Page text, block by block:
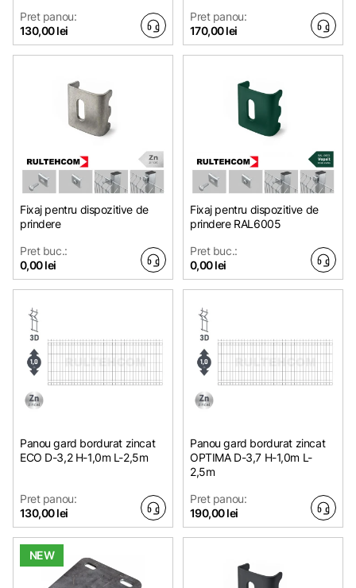
Pret panou:
130,00 lei
Pret panou:
170,00 lei
Fixaj pentru dispozitive de
prindere
Pret buc.:
0,00 lei
Fixaj pentru dispozitive de
prindere RAL6005
Pret buc.:
0,00 lei
Panou gard bordurat zincat
ЕСО D-3,2 H-1,0m L-2,5m
Pret panou:
130,00 lei
Panou gard bordurat zincat
OPTIMA D-3,7 H-1,0m L-
2,5m
Pret panou:
190,00 lei
NEW